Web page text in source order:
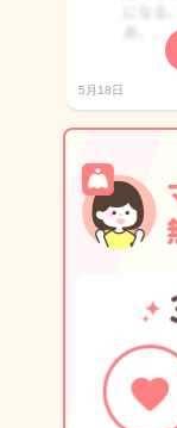
5月18日